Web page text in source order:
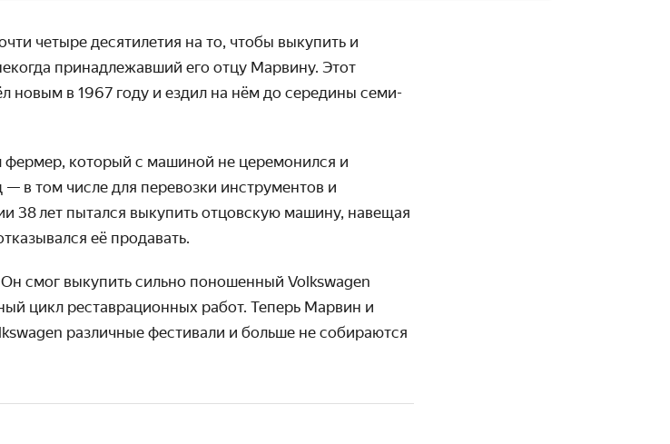
четыре десяти­летия на то, чтобы выкупить и
принад­лежавший его отцу Марвину. Этот
новым в 1967 году и ездил на нём до середины семи­
фермер, который с машиной не церемо­нился и
в том числе для пере­возки инстру­ментов и
38 лет пытался выкупить отцовскую машину, навещая
её продавать.
смог выкупить сильно поношенный Volkswagen
цикл реставраци­онных работ. Теперь Марвин и
различные фести­вали и больше не собираются